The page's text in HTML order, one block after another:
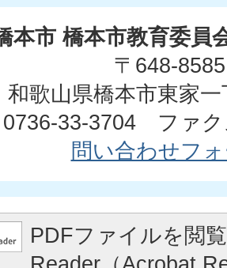
本市 橋本市教育委員
〒648-8585
和歌山県橋本市東家
0736-33-3704 ファク
問い合わせフ
PDFファイルを閲